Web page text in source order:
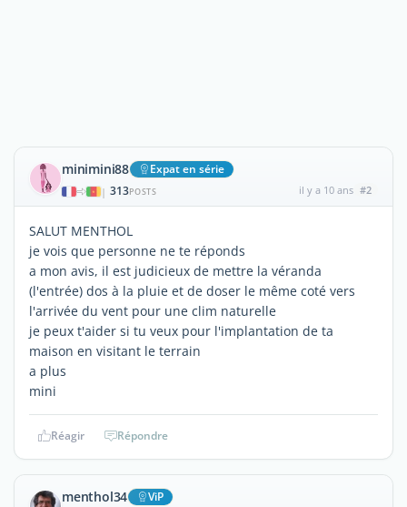
minimini88 Expat en série
| 313POSTS il y a 10 ans #2
SALUT MENTHOL
je vois que personne ne te réponds
a mon avis, il est judicieux de mettre la véranda
(l'entrée) dos à la pluie et de doser le même coté vers
l'arrivée du vent pour une clim naturelle
je peux t'aider si tu veux pour l'implantation de ta
maison en visitant le terrain
a plus
mini
Réagir Répondre
menthol34 ViP